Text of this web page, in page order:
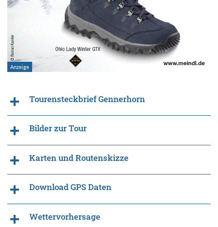
Tourensteckbrief Gennerhorn
Bilder zur Tour
Karten und Routenskizze
Download GPS Daten
Wettervorhersage